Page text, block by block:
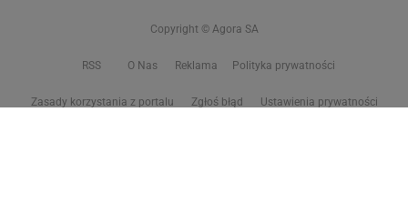
Copyright © Agora SA
RSS O Nas Reklama Polityka prywatności
Zasady korzystania z portalu Zgłoś błąd Ustawienia prywatności